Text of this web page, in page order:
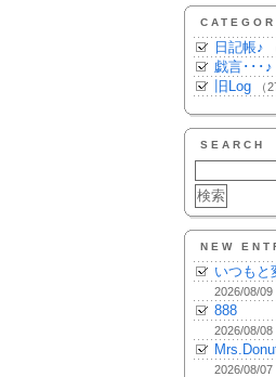
日記帳♪
戯言･･･♪
旧Log （
SEARCH
NEW
いつもと
2026/08/09
888
2026/08/08
2026/08/07